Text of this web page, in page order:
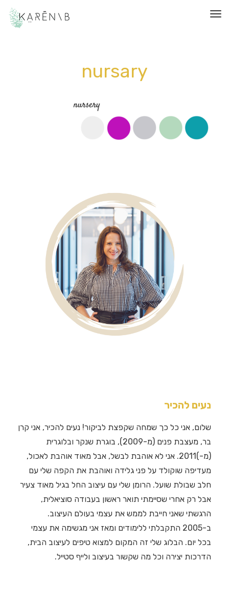
תפריט
nursary
נעים להכיר
שלום, אני כל כך שמחה שקפצת לביקור! נעים להכיר, אני קרן
בר, מעצבת פנים (מ-2009), בוגרת שנקר ובלוגרית
(מ-)2011. אני לא אוהבת לבשל, אבל מאוד אוהבת לאכול,
מעדיפה שוקולד על פני גלידה ואוהבת את הקפה שלי עם
חלב שבולת שועל. הרומן שלי עם עיצוב החל בגיל מאוד צעיר
אבל רק אחרי שסיימתי תואר ראשון בעבודה סוציאלית,
הרגשתי שאני חייבת לממש את עצמי בעולם העיצוב.
ב-2005 התקבלתי ללימודים ומאז אני מגשימה את עצמי
בכל יום. הבלוג שלי זה המקום למצוא טיפים לעיצוב הבית,
הדרכות יצירה וכל מה שקשור בעיצוב ולייף סטייל.